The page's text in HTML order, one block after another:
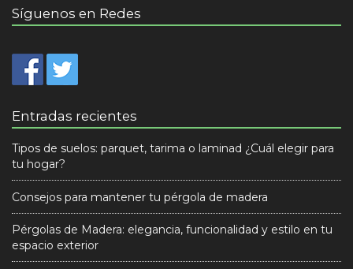
Síguenos en Redes
Entradas recientes
Tipos de suelos: parquet, tarima o laminad ¿Cuál elegir para
tu hogar?
Consejos para mantener tu pérgola de madera
Pérgolas de Madera: elegancia, funcionalidad y estilo en tu
espacio exterior